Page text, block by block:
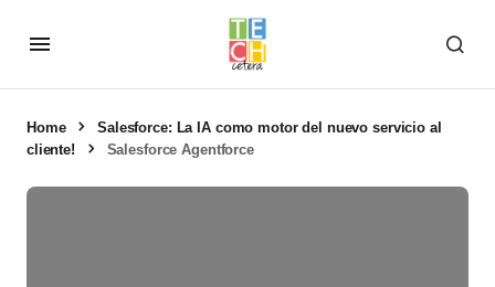
Home
Salesforce: La IA como motor del nuevo servicio al
cliente!
Salesforce Agentforce